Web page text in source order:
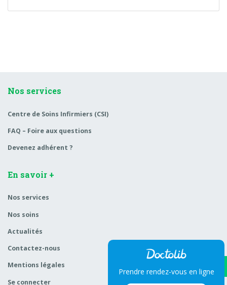
Prendre rendez-vous en ligne
Nos services
Centre de Soins Infirmiers (CSI)
FAQ – Foire aux questions
Devenez adhérent ?
En savoir +
Nos services
Nos soins
Actualités
Contactez-nous
Mentions légales
Se connecter